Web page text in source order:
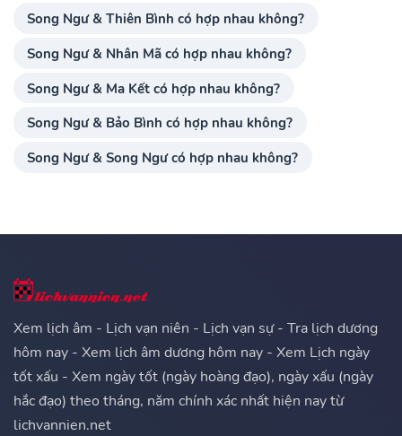
Song Ngư & Thiên Bình có hợp nhau không?
Song Ngư & Nhân Mã có hợp nhau không?
Song Ngư & Ma Kết có hợp nhau không?
Song Ngư & Bảo Bình có hợp nhau không?
Song Ngư & Song Ngư có hợp nhau không?
Xem lịch âm - Lịch vạn niên - Lịch vạn sự - Tra lịch dương
hôm nay - Xem lịch âm dương hôm nay - Xem Lịch ngày
tốt xấu - Xem ngày tốt (ngày hoàng đạo), ngày xấu (ngày
hắc đạo) theo tháng, năm chính xác nhất hiện nay từ
lichvannien.net